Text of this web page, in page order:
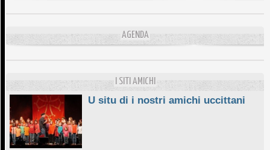
10/06/2026 AGENDA
I SITI AMICHI
U situ di i nostri amichi uccittani